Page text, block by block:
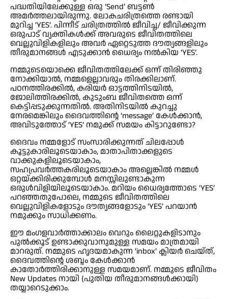
പദ്ധതിയിലേക്കുള്ള ഒരു ‘Send’ ബട്ടൺ
അമർത്തലായിരുന്നു. ലോകചരിത്രത്തെ രണ്ടായി
മുറിച്ച ‘YES’. പിന്നീട് ചരിത്രത്തിൽ ജീവിച്ച/ ജീവിക്കുന്ന
ഒരുപാട് വ്യക്തികൾക്ക് അവരുടെ ജീവിതത്തിലെ
വെല്ലുവിളികളിലും അവർ ഏറ്റെടുത്ത ദൗത്യങ്ങളിലും
തീരുമാനങ്ങൾ എടുക്കാൻ ധൈര്യം നൽകിയ ‘YES’.
നമ്മുടെയൊക്കെ ജീവിതത്തിലേക്ക് ഒന്ന് തിരിഞ്ഞു
നോക്കിയാൽ, നമ്മളെല്ലാവരും തിരക്കിലാണ്.
പഠനത്തിരക്കിൽ, കരിയർ ഓട്ടത്തിനിടയിൽ,
ജോലിത്തിരക്കിൽ, കുടുംബ ജീവിതത്തെ ഒന്ന്
കെട്ടിപ്പടുക്കുന്നതിൽ. അതിനിടയിൽ കുറച്ചു
നേരമെങ്കിലും ദൈവത്തിൻ്റെ ‘message’ കേൾക്കാൻ,
അവിടുത്തോട് ‘YES’ നമുക്ക് സമയം കിട്ടാറുണ്ടോ?
ദൈവം നമ്മളോട് സംസാരിക്കുന്നത് ചിലപ്പോൾ
കൂട്ടുകാരിലൂടെയാകാം, മാതാപിതാക്കളുടെ
വാക്കുകളിലൂടെയാകാം,
സഹപ്രവർത്തകരിലൂടെയാകാം അല്ലെങ്കിൽ നമ്മൾ
ഒറ്റയ്ക്കിരിക്കുമ്പോൾ മനസ്സിലുണ്ടാകുന്ന
ഒരുൾവിളിയിലൂടെയാകാം. മറിയം ധൈര്യത്തോടെ ‘YES’
പറഞ്ഞതുപോലെ, നമ്മുടെ ജീവിതത്തിലെ
വെല്ലുവിളികളോടും ദൗത്യങ്ങളോടും ‘YES’ പറയാൻ
നമുക്കും സാധിക്കണം.
ഈ മംഗളവാർത്താക്കാലം വെറും ലൈറ്റുകളിടാനും
പുൽക്കൂട് ഉണ്ടാക്കുവാനുമുള്ള സമയം മാത്രമായി
മാറരുത്. നമ്മുടെ ഹൃദയമാകുന്ന ‘inbox’ ക്ലിയർ ചെയ്ത്,
ദൈവത്തിൻ്റെ ശബ്ദം കേൾക്കാൻ
കാതോർത്തിരിക്കാനുള്ള സമയമാണ്. നമ്മുടെ ജീവിതം
New Updates നായി (പുതിയ തീരുമാനങ്ങൾക്കായി)
തയ്യാറെടുക്കാം.